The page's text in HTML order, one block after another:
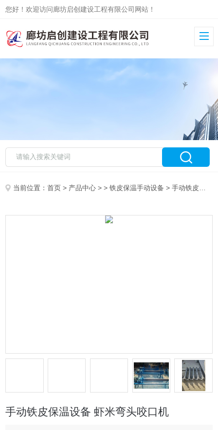
您好！欢迎访问廊坊启创建设工程有限公司网站！
当前位置：首页 > 产品中心 > >铁皮保温手动设备 > 手动铁皮保温设备 虾米弯头咬口机
手动铁皮保温设备 虾米弯头咬口机